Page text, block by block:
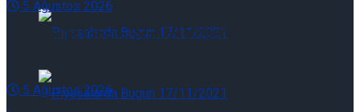
Piyasalarda Bugün 07/08/2026
Günlük Yabancı Oranları 07/08/2026
5 Ağustos 2026
5 Ağustos 2026